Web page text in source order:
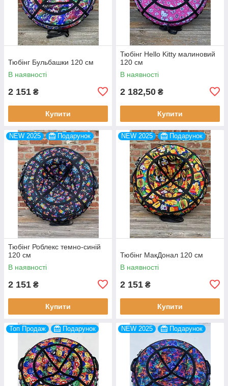
Тюбінг Бульбашки 120 см
В наявності
2 151 ₴
Купити
Тюбінг Hello Kitty малиновий
120 см
В наявності
2 182,50 ₴
Купити
NEW 2025 Подарунок
Тюбінг Роблекс темно-синій
120 см
В наявності
2 151 ₴
Купити
NEW 2025 Подарунок
Тюбінг МакДонал 120 см
В наявності
2 151 ₴
Купити
Топ Продаж Подарунок NEW 2025 Подарунок